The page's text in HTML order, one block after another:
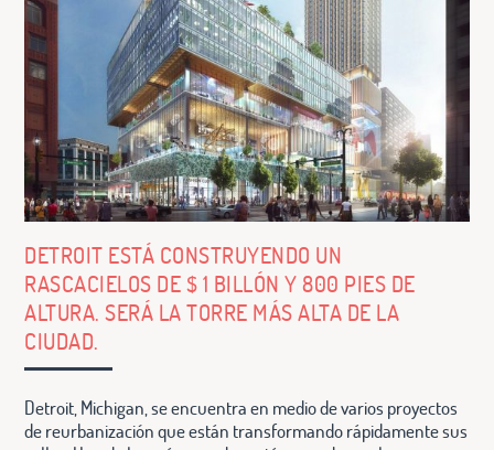
DETROIT ESTÁ CONSTRUYENDO UN
RASCACIELOS DE $ 1 BILLÓN Y 800 PIES DE
ALTURA. SERÁ LA TORRE MÁS ALTA DE LA
CIUDAD.
Detroit, Michigan, se encuentra en medio de varios proyectos
de reurbanización que están transformando rápidamente sus